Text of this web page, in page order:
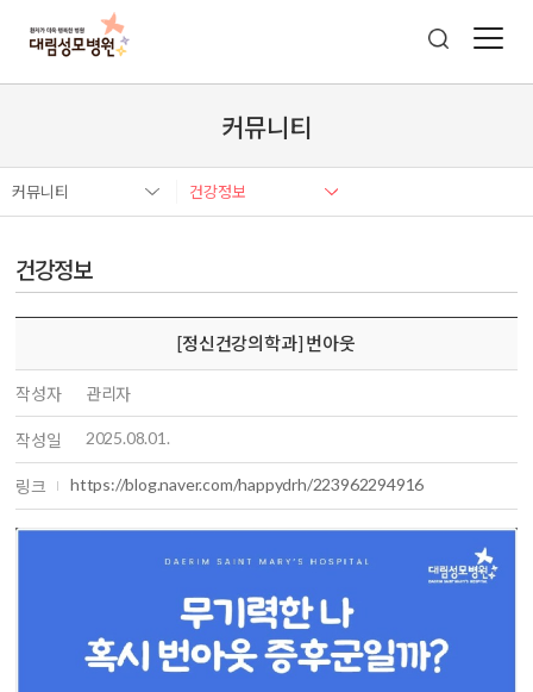
커뮤니티
커뮤니티 건강정보
건강정보
[정신건강의학과] 번아웃
작성자 관리자
작성일 2025.08.01.
링크 https://blog.naver.com/happydrh/223962294916